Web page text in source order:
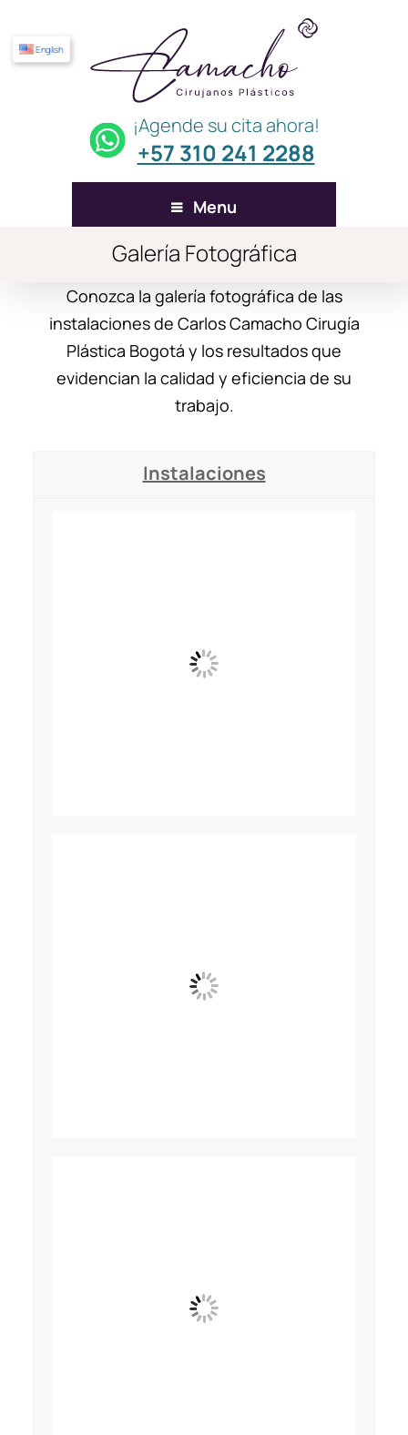
¡Agende su cita ahora!
+57 310 241 2288
English
Menu
Galería Fotográfica
Conozca la galería fotográfica de las
instalaciones de Carlos Camacho Cirugía
Plástica Bogotá y los resultados que
evidencian la calidad y eficiencia de su
trabajo.
Instalaciones